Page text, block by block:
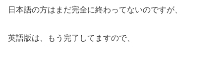
日本語の方はまだ完全に終わってないのですが、
英語版は、もう完了してますので、